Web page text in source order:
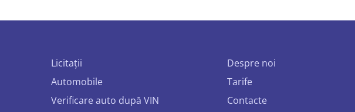
Licitații
Automobile
Verificare auto după VIN
Despre noi
Tarife
Contacte